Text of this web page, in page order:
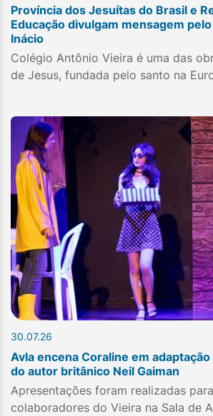
Província dos Jesuítas do Brasil e
Educação divulgam mensagem
Inácio
Colégio Antônio Vieira é uma das
de Jesus, fundada pelo santo na
30.07.26
Avla encena Coraline em
do autor britânico Neil Gaiman
Apresentações foram realizadas
colaboradores do Vieira na Sala de